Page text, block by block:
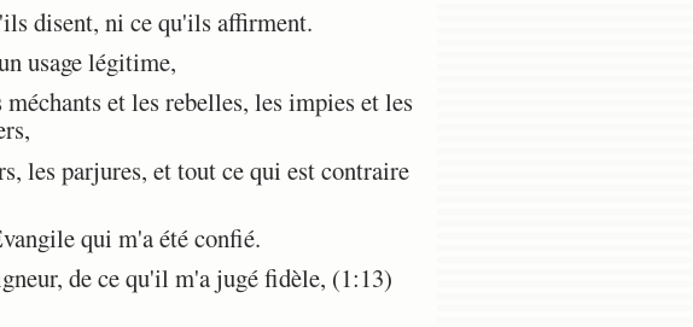
disent, ni ce qu'ils affirment.
usage légitime,
et les rebelles, les impies et les
les parjures, et tout ce qui est contraire
qui m'a été confié.
de ce qu'il m'a jugé fidèle, (1:13)